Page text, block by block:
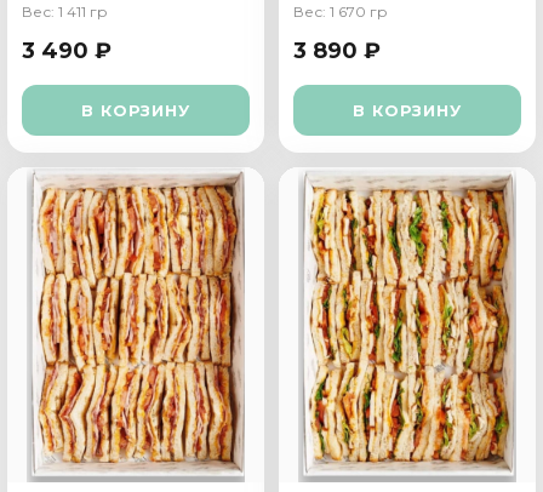
Вес: 1 411 гр
3 490 ₽
В КОРЗИНУ
Вес: 1 670 гр
3 890 ₽
В КОРЗИНУ